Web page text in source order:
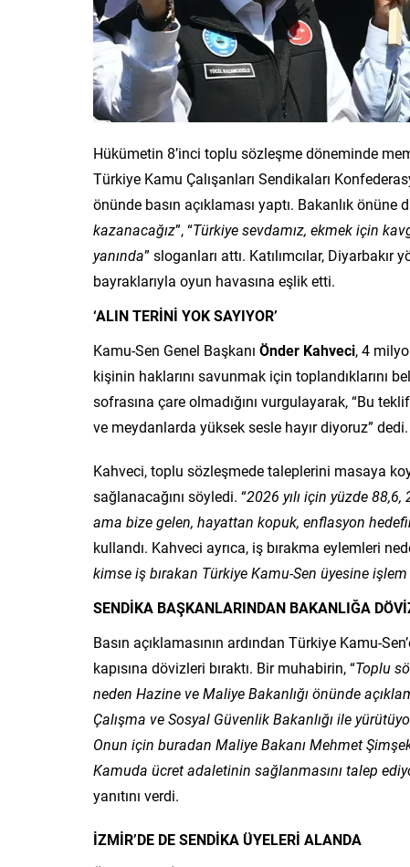
Hükümetin 8’inci toplu sözleşme döneminde
Türkiye Kamu Çalışanları Sendikaları
önünde basın açıklaması yaptı. Bakanlık
kazanacağız”, “Türkiye sevdamız, ekmek için
yanında” sloganları attı. Katılımcılar,
bayraklarıyla oyun havasına eşlik etti.
‘ALIN TERİNİ YOK SAYIYOR’
Kamu-Sen Genel Başkanı Önder Kahveci, 4
kişinin haklarını savunmak için toplandıklarını
sofrasına çare olmadığını vurgulayarak, “Bu
ve meydanlarda yüksek sesle hayır diyoruz” dedi.
Kahveci, toplu sözleşmede taleplerini masaya
sağlanacağını söyledi. “2026 yılı için yüzde
ama bize gelen, hayattan kopuk, enflasyon
kullandı. Kahveci ayrıca, iş bırakma eylemleri
kimse iş bırakan Türkiye Kamu-Sen üyesine
SENDİKA BAŞKANLARINDAN BAKANLIĞA
Basın açıklamasının ardından Türkiye Kamu-
kapısına dövizleri bıraktı. Bir muhabirin, “Toplu
neden Hazine ve Maliye Bakanlığı önünde
Çalışma ve Sosyal Güvenlik Bakanlığı ile
Onun için buradan Maliye Bakanı Mehmet
Kamuda ücret adaletinin sağlanmasını talep
yanıtını verdi.
İZMİR’DE DE SENDİKA ÜYELERİ ALANDA